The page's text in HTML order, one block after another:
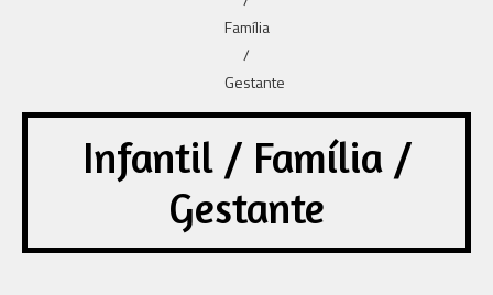
Infantil / Família /
Gestante